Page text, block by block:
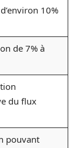
10%
de 7% à
du flux
pouvant